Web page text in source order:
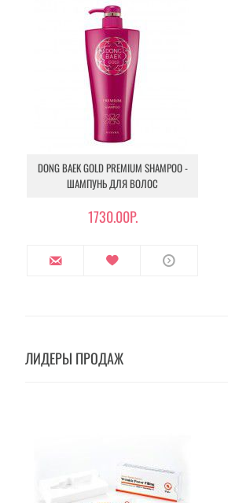
DONG BAEK GOLD PREMIUM SHAMPOO -
ШАМПУНЬ ДЛЯ ВОЛОС
1730.00Р.
ЛИДЕРЫ ПРОДАЖ